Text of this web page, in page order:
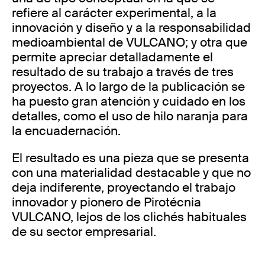
refiere al carácter experimental, a la
innovación y diseño y a la responsabilidad
medioambiental de VULCANO; y otra que
permite apreciar detalladamente el
resultado de su trabajo a través de tres
proyectos. A lo largo de la publicación se
ha puesto gran atención y cuidado en los
detalles, como el uso de hilo naranja para
la encuadernación.
El resultado es una pieza que se presenta
con una materialidad destacable y que no
deja indiferente, proyectando el trabajo
innovador y pionero de Pirotécnia
VULCANO, lejos de los clichés habituales
de su sector empresarial.